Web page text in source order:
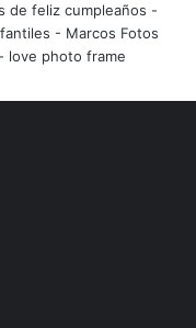
de feliz cumpleaños -
- Marcos Fotos
- love photo frame